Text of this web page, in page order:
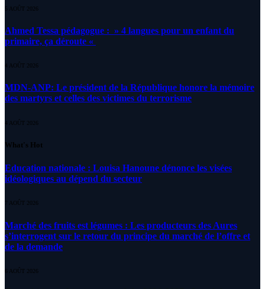
5 AOÛT 2026
Ahmed Tessa pédagogue : » 4 langues pour un enfant du
primaire, ça déroute «
4 AOÛT 2026
MDN-ANP: Le président de la République honore la mémoire
des martyrs et celles des victimes du terrorisme
4 AOÛT 2026
What's Hot
Education nationale : Louisa Hanoune dénonce les visées
idéologiques au dépend du secteur
7 AOÛT 2026
Marché des fruits est légumes : Les producteurs des Aures
s’interrogent sur le retour du principe du marché de l’offre et
de la demande
6 AOÛT 2026